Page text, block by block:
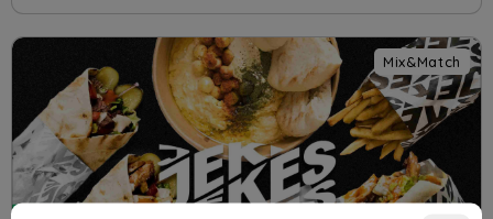
Mix&Match